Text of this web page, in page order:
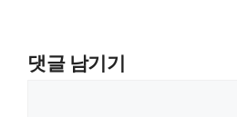
댓글 남기기